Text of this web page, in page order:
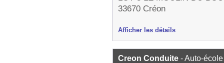
33670 Créon
Afficher les détails
Creon Conduite - Auto-école